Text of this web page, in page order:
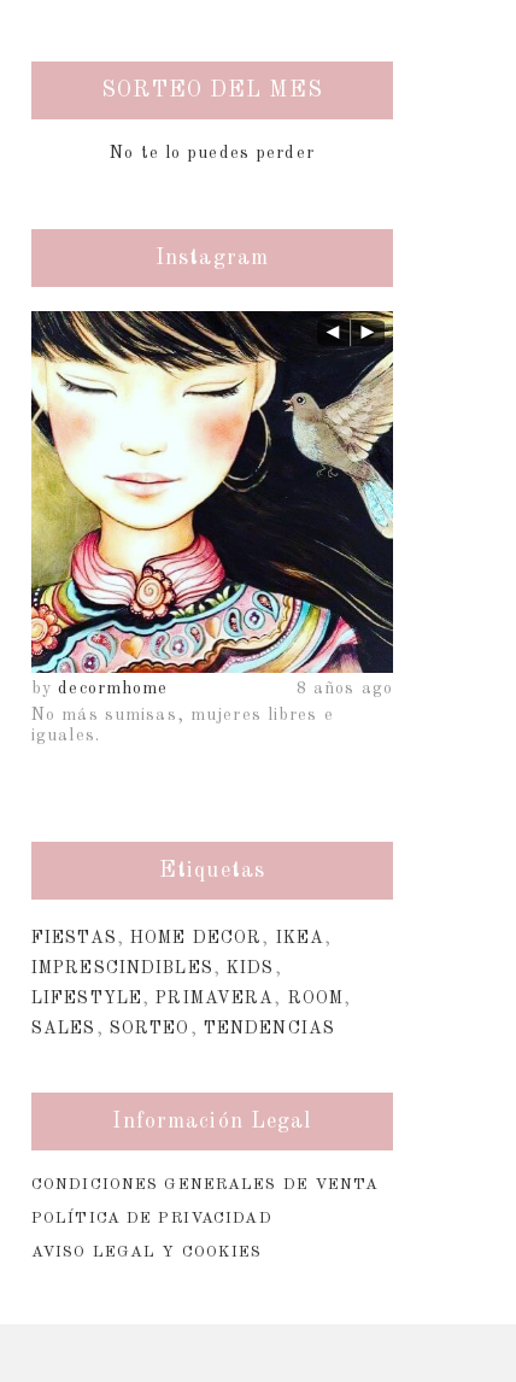
SORTEO DEL MES
No te lo puedes perder
Instagram
8 años ago
bydecormhome
No más sumisas, mujeres libres e
iguales.
Etiquetas
FIESTAS ,HOME DECOR , IKEA,
IMPRESCINDIBLES ,KIDS ,
LIFESTYLE ,PRIMAVERA, ROOM,
SALES , SORTEO , TENDENCIAS
Información Legal
CONDICIONES GENERALES DE VENTA
POLÍTICA DE PRIVACIDAD
AVISO LEGAL Y COOKIES